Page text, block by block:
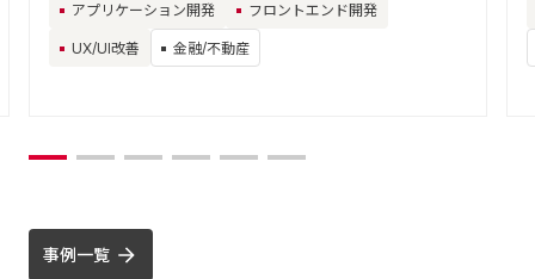
アプリケーション開発 フロントエンド開発
UX/UI改善 金融/不動産
事例一覧